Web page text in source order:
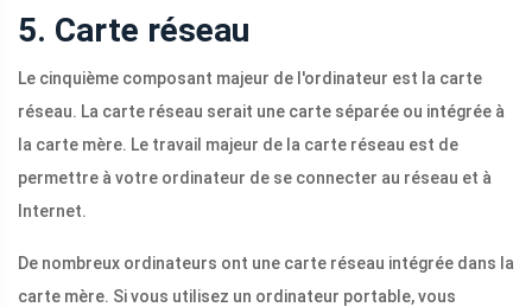
5. Carte réseau
Le cinquième composant majeur de l'ordinateur est la carte
réseau. La carte réseau serait une carte séparée ou intégrée à
la carte mère. Le travail majeur de la carte réseau est de
permettre à votre ordinateur de se connecter au réseau et à
Internet.
De nombreux ordinateurs ont une carte réseau intégrée dans la
carte mère. Si vous utilisez un ordinateur portable, vous